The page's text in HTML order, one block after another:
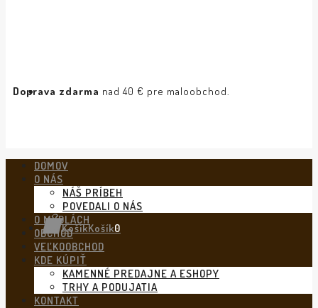
Doprava zdarma nad 40 € pre maloobchod.
KošíkKošík0
DOMOV
O NÁS
NÁŠ PRÍBEH
POVEDALI O NÁS
O MYDLÁCH
OBCHOD
VEĽKOOBCHOD
KDE KÚPIŤ
KAMENNÉ PREDAJNE A ESHOPY
TRHY A PODUJATIA
KONTAKT